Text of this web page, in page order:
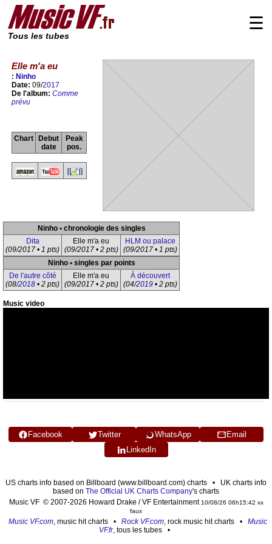
Tous les tubes
☰
Elle m'a eu
: Ninho
Date: 09/2017
De l'album: Comme
prévu
Chart
Debut
date
Peak
pos.
Ninho • chronologie des singles
Dita
(09/2017 • 1 pts)
Elle m'a eu
(09/2017 • 2 pts)
HLM ou palace
(09/2017 • 1 pts)
Ninho • singles par points
De l'autre côté
(08/2018 • 2 pts)
Elle m'a eu
(09/2017 • 2 pts)
À découvert
(04/2019• 2 pts)
Music video
Facebook Twitter WhatsApp
Email
LinkedIn
US charts info based on Billboard (www.billboard.com) charts • UK charts info
based on The Official UK Charts Company's charts
Music VF © 2007-2026 Howard Drake / VF Entertainment 10/08/26 06h15:42 xx
faux
Music VF.com, music hit charts • Rock VF.com, rock music hit charts • Music
VF.fr, tous les tubes •